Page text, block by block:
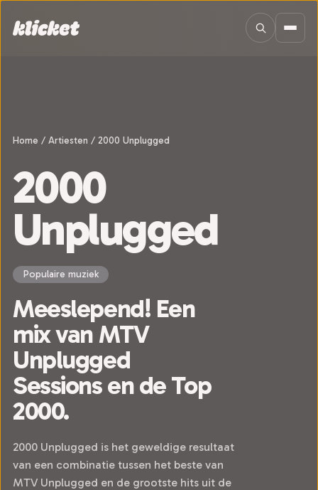
Home / Artiesten / 2000 Unplugged
2000
Unplugged
Populaire muziek
Meeslepend! Een
mix van MTV
Unplugged
Sessions en de Top
2000.
2000 Unplugged is het geweldige resultaat
van een combinatie tussen het beste van
MTV Unplugged en de grootste hits uit de